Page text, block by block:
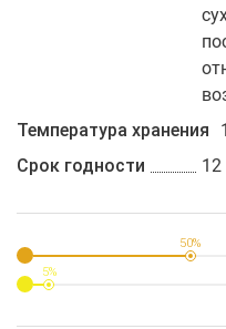
Температура хранения
Срок годности
12
50%
5%